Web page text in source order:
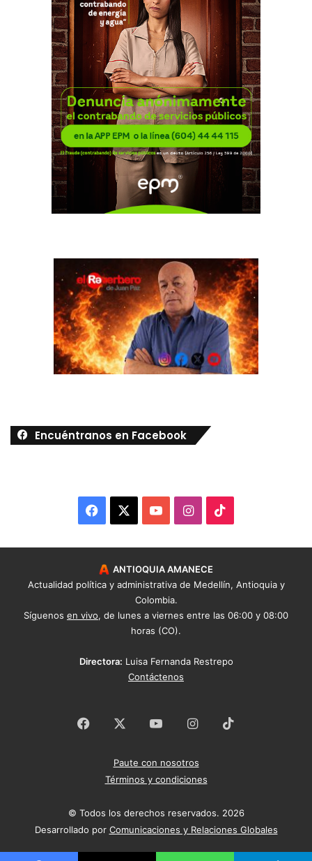
Encuéntranos en Facebook
Facebook YouTubeInstagram
ANTIOQUIA AMANECE
Actualidad política y administrativa de Medellín, Antioquia y
Colombia.
Síguenos en vivo, de lunes a viernes entre las 06:00 y 08:00
horas (CO).
Directora: Luisa Fernanda Restrepo
Contáctenos
Facebook YouTubeInstagram
Paute con nosotros
Términos y condiciones
© Todos los derechos reservados. 2026
Desarrollado por Comunicaciones y Relaciones Globales